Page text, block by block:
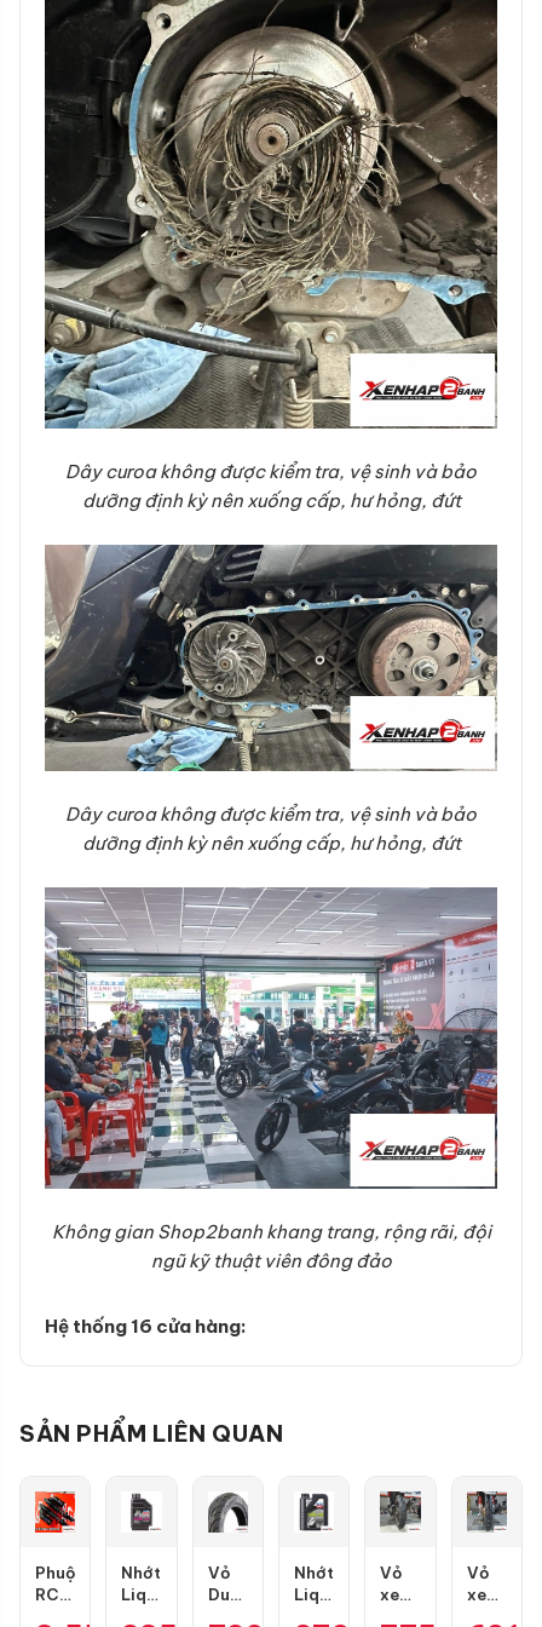
Dây curoa không được kiểm tra, vệ sinh và bảo
dưỡng định kỳ nên xuống cấp, hư hỏng, đứt
Dây curoa không được kiểm tra, vệ sinh và bảo
dưỡng định kỳ nên xuống cấp, hư hỏng, đứt
Không gian Shop2banh khang trang, rộng rãi, đội
ngũ kỹ thuật viên đông đảo
Hệ thống 16 cửa hàng:
SẢN PHẨM LIÊN QUAN
Phuộc
RCB
Nhớt
Liqui
Vỏ
Dunlop
Nhớt
Liqui
Vỏ
xe
Vỏ
xe